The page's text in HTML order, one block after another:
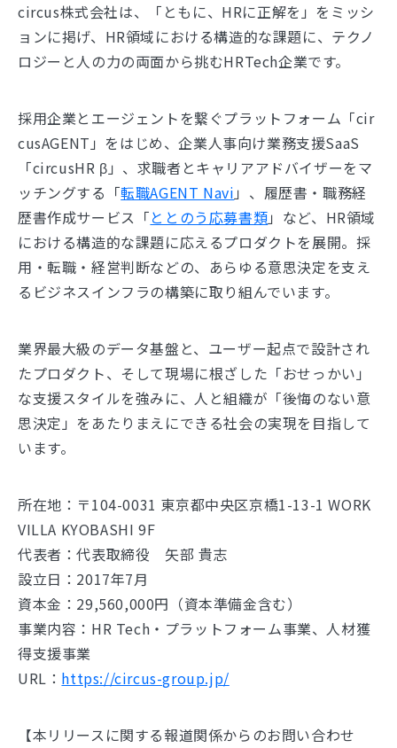
circus株式会社は、「ともに、HRに正解を」をミッシ
ョンに掲げ、HR領域における構造的な課題に、テクノ
ロジーと人の力の両面から挑むHRTech企業です。
採用企業とエージェントを繋ぐプラットフォーム「cir
cusAGENT」をはじめ、企業人事向け業務支援SaaS
「circusHR β」、求職者とキャリアアドバイザーをマ
ッチングする「転職AGENT Navi 」、履歴書・職務経
歴書作成サービス「ととのう応募書類」など、HR領域
における構造的な課題に応えるプロダクトを展開。採
用・転職・経営判断などの、あらゆる意思決定を支え
るビジネスインフラの構築に取り組んでいます。
業界最大級のデータ基盤と、ユーザー起点で設計され
たプロダクト、そして現場に根ざした「おせっかい」
な支援スタイルを強みに、人と組織が「後悔のない意
思決定」をあたりまえにできる社会の実現を目指して
います。
所在地：〒104-0031 東京都中央区京橋1-13-1 WORK
VILLA KYOBASHI 9F
代表者：代表取締役 矢部 貴志
設立日：2017年7月
資本金：29,560,000円（資本準備金含む）
事業内容：HR Tech・プラットフォーム事業、人材獲
得支援事業
URL： https://circus-group.jp/
【本リリースに関する報道関係からのお問い合わせ